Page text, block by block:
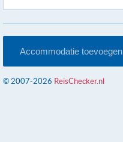
Accommodatie toevoegen
© 2007-2026 ReisChecker.nl